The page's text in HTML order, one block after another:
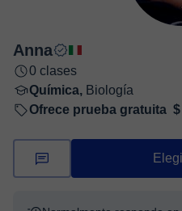
Anna
0 clases
Química, Biología
Ofrece prueba gratuita